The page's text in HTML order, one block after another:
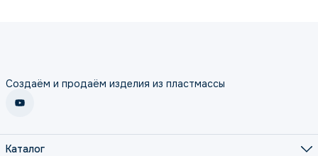
Создаём и продаём изделия из пластмассы
Каталог